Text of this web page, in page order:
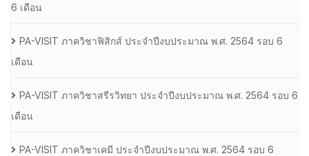
6 เดือน
PA-VISIT ภาควิชาฟิสิกส์ ประจำปีงบประมาณ พ.ศ. 2564 รอบ 6
เดือน
PA-VISIT ภาควิชาสรีรวิทยา ประจำปีงบประมาณ พ.ศ. 2564 รอบ 6
เดือน
PA-VISIT ภาควิชาเคมี ประจำปีงบประมาณ พ.ศ. 2564 รอบ 6